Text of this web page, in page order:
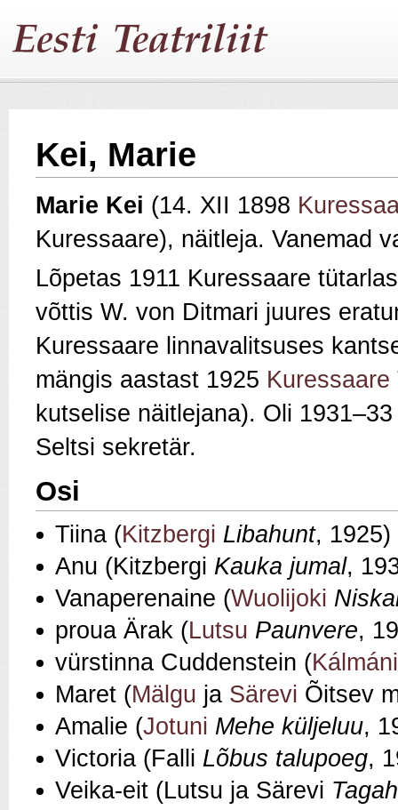
Kei, Marie
Marie Kei (14. XII 1898
Kuressaare), näitleja. Vanemad
Lõpetas 1911 Kuressaare
võttis W. von Ditmari juures
Kuressaare linnavalitsuses
mängis aastast 1925 Kuressaare
kutselise näitlejana). Oli
Seltsi sekretär.
Osi
Tiina (Kitzbergi Libahunt, 1925)
Anu (Kitzbergi Kauka jumal,
Vanaperenaine (Wuolijoki
proua Ärak (Lutsu Paunvere,
vürstinna Cuddenstein (Kálmáni
Maret (Mälgu ja Särevi Õitsev
Amalie (Jotuni Mehe küljeluu,
Victoria (Falli Lõbus talupoeg,
Veika-eit (Lutsu ja Särevi